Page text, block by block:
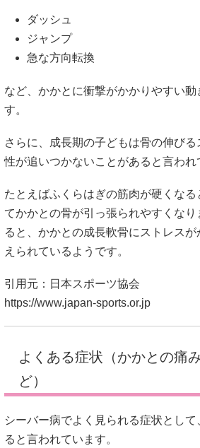
ダッシュ
ジャンプ
急な方向転換
など、かかとに衝撃がかかりやすい
す。
さらに、成長期の子どもは骨の伸び
性が追いつかないことがあると言われ
たとえばふくらはぎの筋肉が硬くな
てかかとの骨が引っ張られやすくな
ると、かかとの成長軟骨にストレス
えられているようです。
引用元：日本スポーツ協会
https://www.japan-sports.or.jp
よくある症状（かかとの痛
ど）
シーバー病でよく見られる症状とし
ると言われています。